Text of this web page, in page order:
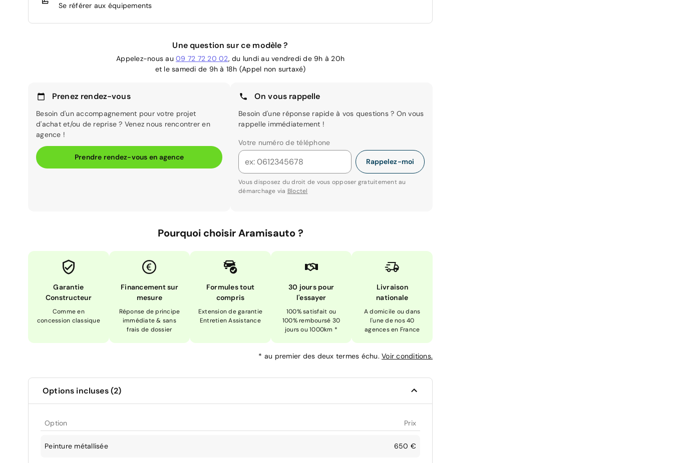
Se référer aux équipements
Une question sur ce modèle ?
Appelez-nous au 09 72 72 20 02, du lundi au vendredi de 9h à 20h
et le samedi de 9h à 18h (Appel non surtaxé)
Prenez rendez-vous
Besoin d'un accompagnement pour votre projet
d'achat et/ou de reprise ? Venez nous rencontrer en
agence !
Prendre rendez-vous en agence
On vous rappelle
Besoin d'une réponse rapide à vos questions ? On vous
rappelle immédiatement !
Votre numéro de téléphone
Rappelez-moi
Vous disposez du droit de vous opposer gratuitement au
démarchage via Bloctel
Pourquoi choisir Aramisauto ?
Garantie
Constructeur
Comme en
concession classique
Financement sur
mesure
Réponse de principe
immédiate & sans
frais de dossier
Formules tout
compris
Extension de garantie
Entretien Assistance
30 jours pour
l'essayer
100% satisfait ou
100% remboursé 30
jours ou 1000km *
Livraison
nationale
A domicile ou dans
l'une de nos 40
agences en France
* au premier des deux termes échu. Voir conditions.
Options incluses (2)
Option Prix
Peinture métallisée 650 €